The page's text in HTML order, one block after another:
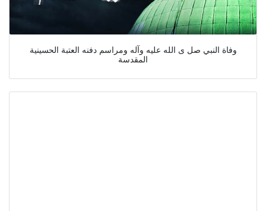
وفاة النبي صل ى الله عليه وآله ومراسم دفنه العتبة الحسينية
المقدسة